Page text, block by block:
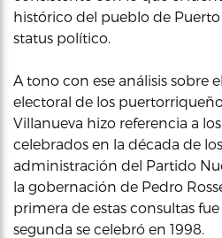
histórico del pueblo de
status político.
A tono con ese análisis sobre
electoral de los
Villanueva hizo referencia a
celebrados en la década de
administración del Partido
la gobernación de Pedro
primera de estas consultas
segunda se celebró en 1998.